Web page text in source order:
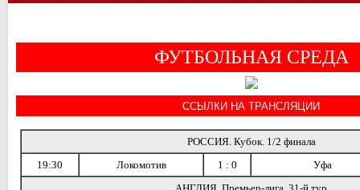
ФУТБОЛЬНАЯ СРЕДА
ССЫЛКИ НА ТРАНСЛЯЦИИ
РОССИЯ. Кубок. 1/2 финала
19:30
Локомотив 1 : 0
Уфа